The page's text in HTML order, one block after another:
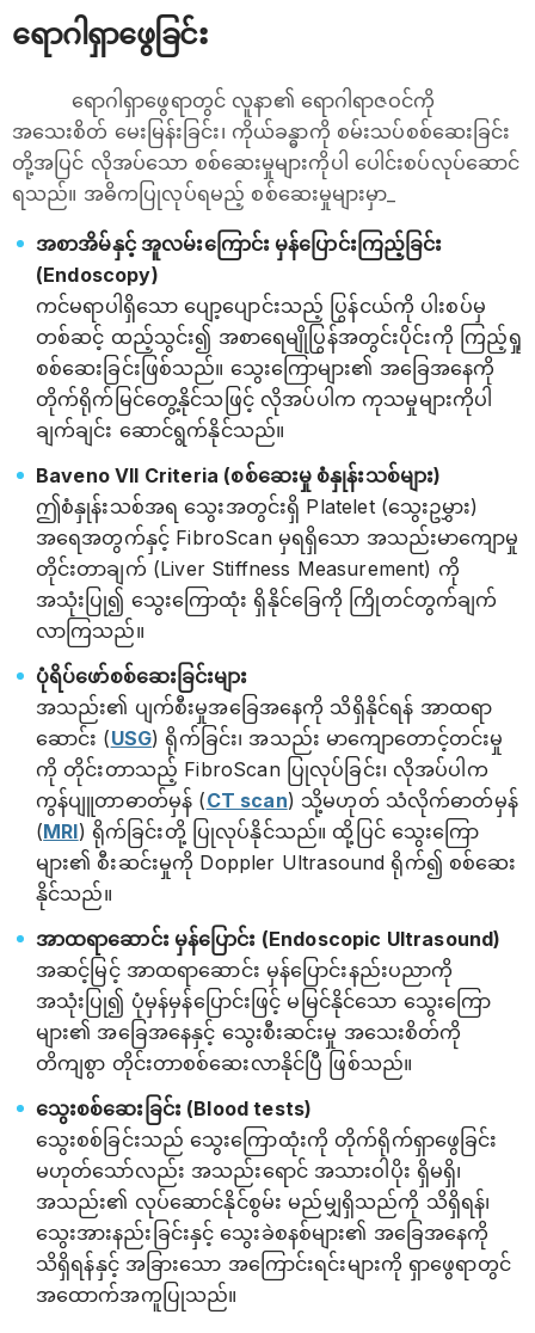
ရောဂါရှာဖွေခြင်း
ရောဂါရှာဖွေရာတွင် လူနာ၏ ရောဂါရာဇဝင်ကို
အသေးစိတ် မေးမြန်းခြင်း၊ ကိုယ်ခန္ဓာကို စမ်းသပ်စစ်ဆေးခြင်း
တို့အပြင် လိုအပ်သော စစ်ဆေးမှုများကိုပါ ပေါင်းစပ်လုပ်ဆောင်
ရသည်။ အဓိကပြုလုပ်ရမည့် စစ်ဆေးမှုများမှာ_
အစာအိမ်နှင့် အူလမ်းကြောင်း မှန်ပြောင်းကြည့်ခြင်း
(Endoscopy)
ကင်မရာပါရှိသော ပျော့ပျောင်းသည့် ပြွန်ငယ်ကို ပါးစပ်မှ
တစ်ဆင့် ထည့်သွင်း၍ အစာရေမျိုပြွန်အတွင်းပိုင်းကို ကြည့်ရှု
စစ်ဆေးခြင်းဖြစ်သည်။ သွေးကြောများ၏ အခြေအနေကို
တိုက်ရိုက်မြင်တွေ့နိုင်သဖြင့် လိုအပ်ပါက ကုသမှုများကိုပါ
ချက်ချင်း ဆောင်ရွက်နိုင်သည်။
Baveno VII Criteria (စစ်ဆေးမှု စံနှုန်းသစ်များ)
ဤစံနှုန်းသစ်အရ သွေးအတွင်းရှိ Platelet (သွေးဥမွှား)
အရေအတွက်နှင့် FibroScan မှရရှိသော အသည်းမာကျောမှု
တိုင်းတာချက် (Liver Stiffness Measurement) ကို
အသုံးပြု၍ သွေးကြောထုံး ရှိနိုင်ခြေကို ကြိုတင်တွက်ချက်
လာကြသည်။
ပုံရိပ်ဖော်စစ်ဆေးခြင်းများ
အသည်း၏ ပျက်စီးမှုအခြေအနေကို သိရှိနိုင်ရန် အာထရာ
ဆောင်း (USG) ရိုက်ခြင်း၊ အသည်း မာကျောတောင့်တင်းမှု
ကို တိုင်းတာသည့် FibroScan ပြုလုပ်ခြင်း၊ လိုအပ်ပါက
ကွန်ပျူတာဓာတ်မှန် (CT scan) သို့မဟုတ် သံလိုက်ဓာတ်မှန်
(MRI) ရိုက်ခြင်းတို့ ပြုလုပ်နိုင်သည်။ ထို့ပြင် သွေးကြော
များ၏ စီးဆင်းမှုကို Doppler Ultrasound ရိုက်၍ စစ်ဆေး
နိုင်သည်။
အာထရာဆောင်း မှန်ပြောင်း (Endoscopic Ultrasound)
အဆင့်မြင့် အာထရာဆောင်း မှန်ပြောင်းနည်းပညာကို
အသုံးပြု၍ ပုံမှန်မှန်ပြောင်းဖြင့် မမြင်နိုင်သော သွေးကြော
များ၏ အခြေအနေနှင့် သွေးစီးဆင်းမှု အသေးစိတ်ကို
တိကျစွာ တိုင်းတာစစ်ဆေးလာနိုင်ပြီ ဖြစ်သည်။
သွေးစစ်ဆေးခြင်း (Blood tests)
သွေးစစ်ခြင်းသည် သွေးကြောထုံးကို တိုက်ရိုက်ရှာဖွေခြင်း
မဟုတ်သော်လည်း အသည်းရောင် အသားဝါပိုး ရှိမရှိ၊
အသည်း၏ လုပ်ဆောင်နိုင်စွမ်း မည်မျှရှိသည်ကို သိရှိရန်၊
သွေးအားနည်းခြင်းနှင့် သွေးခဲစနစ်များ၏ အခြေအနေကို
သိရှိရန်နှင့် အခြားသော အကြောင်းရင်းများကို ရှာဖွေရာတွင်
အထောက်အကူပြုသည်။